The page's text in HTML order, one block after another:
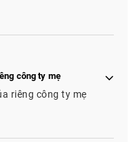
công ty mẹ
riêng công ty mẹ